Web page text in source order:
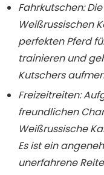
Fahrkutschen:
Weißrussischen
perfekten Pferd
trainieren und
Kutschers
Freizeitreiten:
freundlichen
Weißrussische
Es ist ein
unerfahrene